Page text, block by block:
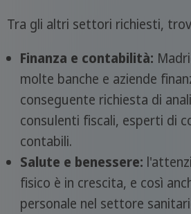
Tra gli altri settori richiesti,
Finanza e contabilità:
molte banche e aziende
conseguente richiesta di
consulenti fiscali, esperti di
contabili.
Salute e benessere:
fisico è in crescita, e così
personale nel settore